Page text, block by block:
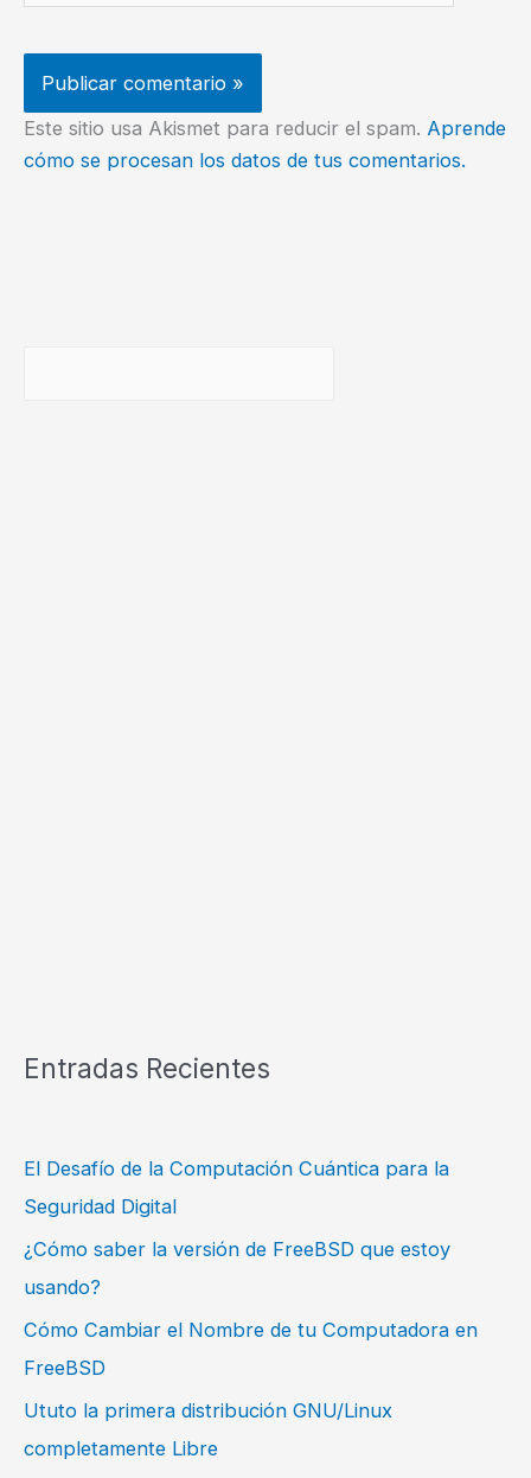
Este sitio usa Akismet para reducir el spam. Aprende
cómo se procesan los datos de tus comentarios.
Entradas Recientes
El Desafío de la Computación Cuántica para la
Seguridad Digital
¿Cómo saber la versión de FreeBSD que estoy
usando?
Cómo Cambiar el Nombre de tu Computadora en
FreeBSD
Ututo la primera distribución GNU/Linux
completamente Libre